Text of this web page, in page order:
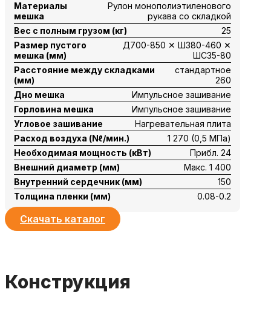
Материалы
мешка
Рулон монополиэтиленового
рукава со складкой
Вес с полным грузом (кг)
25
Размер пустого
мешка (мм)
Д700-850 ✕ Ш380-460 ✕
ШС35-80
Расстояние между складками
(мм)
стандартное
260
Дно мешка
Импульсное зашивание
Горловина мешка
Импульсное зашивание
Угловое зашивание
Нагревательная плита
Расход воздуха (Nℓ/мин.)
1 270 (0,5 МПа)
Необходимая мощность (кВт)
Прибл. 24
Внешний диаметр (мм)
Макс. 1 400
Внутренний сердечник (мм)
150
Толщина пленки (мм)
0.08-0.2
Скачать каталог
Конструкция